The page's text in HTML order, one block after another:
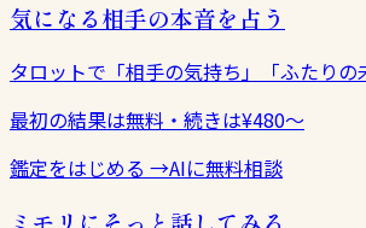
気になる相手の本音を占う
タロットで「相手の気持ち」「ふたりの
最初の結果は無料・続きは¥480〜
鑑定をはじめる →AIに無料相談
ミモリにそっと話してみる